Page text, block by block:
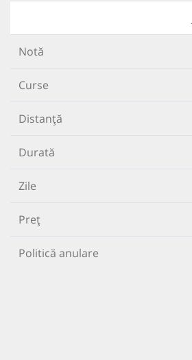
Notă
Curse
Distanță
Durată
Zile
Preț
Politică anulare